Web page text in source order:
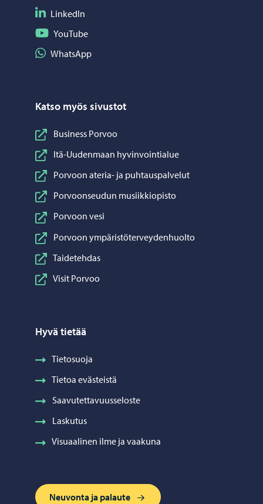
Seuraa LinkedIn
LinkedIn
Seuraa YouTube
YouTube
Jaa WhatsApp
WhatsApp
Katso myös sivustot
Business Porvoo
Itä-Uudenmaan hyvinvointialue
Porvoon ateria- ja puhtauspalvelut
Porvoonseudun musiikkiopisto
Porvoon vesi
Porvoon ympäristöterveydenhuolto
Taidetehdas
Visit Porvoo
Hyvä tietää
Tietosuoja
Tietoa evästeistä
Saavutettavuusseloste
Laskutus
Visuaalinen ilme ja vaakuna
Neuvonta ja palaute